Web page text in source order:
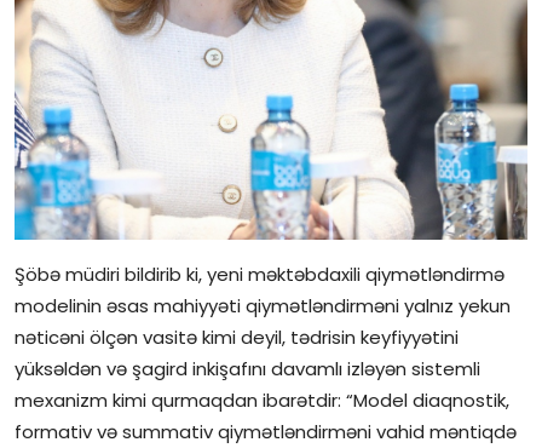
Şöbə müdiri bildirib ki, yeni məktəbdaxili qiymətləndirmə
modelinin əsas mahiyyəti qiymətləndirməni yalnız yekun
nəticəni ölçən vasitə kimi deyil, tədrisin keyfiyyətini
yüksəldən və şagird inkişafını davamlı izləyən sistemli
mexanizm kimi qurmaqdan ibarətdir: “Model diaqnostik,
formativ və summativ qiymətləndirməni vahid məntiqdə